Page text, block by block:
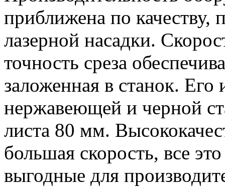
приближена по качеству,
лазерной насадки.
точность среза
заложенная в станок.
нержавеющей и черной
листа 80 мм.
большая скорость, все
выгодные для